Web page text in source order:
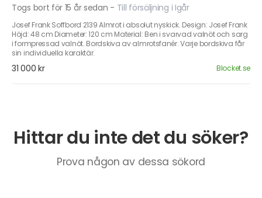
Togs bort för 15 år sedan - Till försäljning i Igår
Josef Frank Soffbord 2139 Almrot i absolut nyskick. Design: Josef Frank
Höjd: 48 cm Diameter: 120 cm Material: Ben i svarvad valnöt och sarg
i formpressad valnöt. Bordskiva av almrotsfanér. Varje bordskiva får
sin individuella karaktär.
31 000 kr Blocket.se
Hittar du inte det du söker?
Prova någon av dessa sökord